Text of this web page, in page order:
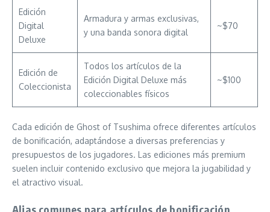
Edición
Digital
Deluxe
Armadura y armas exclusivas,
y una banda sonora digital
~$70
Edición de
Coleccionista
Todos los artículos de la
Edición Digital Deluxe más
coleccionables físicos
~$100
Cada edición de Ghost of Tsushima ofrece diferentes artículos
de bonificación, adaptándose a diversas preferencias y
presupuestos de los jugadores. Las ediciones más premium
suelen incluir contenido exclusivo que mejora la jugabilidad y
el atractivo visual.